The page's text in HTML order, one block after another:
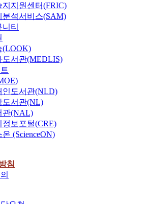
지지원센터(FRIC)
분석서비스(SAM)
티
(LOOK)
도서관(MEDLIS)
인도서관(NLD)
도서관(NL)
관(NAL)
정보포털(CRE)
(ScienceON)
침